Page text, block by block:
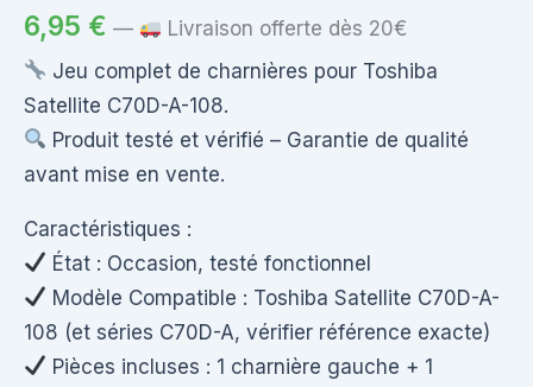
6,95 € —
Livraison offerte dès 20€
Jeu complet de charnières pour Toshiba
Satellite C70D-A-108.
Produit testé et vérifié – Garantie de qualité
avant mise en vente.
Caractéristiques :
État : Occasion, testé fonctionnel
Modèle Compatible : Toshiba Satellite C70D-A-
108 (et séries C70D-A, vérifier référence exacte)
Pièces incluses : 1 charnière gauche + 1